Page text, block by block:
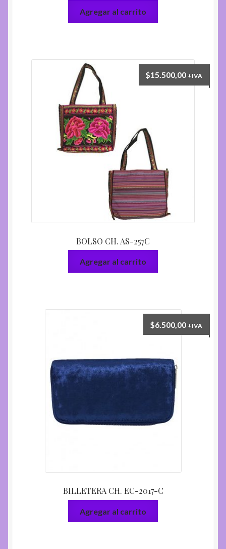
Agregar al carrito
BOLSO CH. AS-257C
$15.500,00 +IVA
Agregar al carrito
BILLETERA CH. EC-2017-C
$6.500,00 +IVA
Agregar al carrito